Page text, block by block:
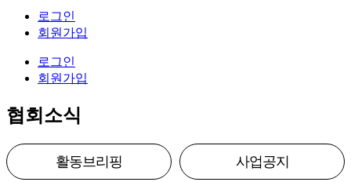
로그인
회원가입
로그인
회원가입
협회소식
활동브리핑 사업공지